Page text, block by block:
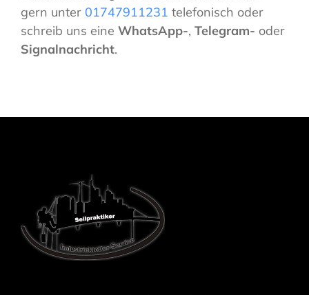
gern unter 01747911231 telefonisch oder
schreib uns eine WhatsApp-, Telegram- oder
Signalnachricht.